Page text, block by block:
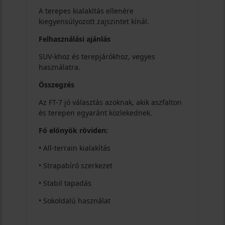
A terepes kialakítás ellenére
kiegyensúlyozott zajszintet kínál.
Felhasználási ajánlás
SUV-khoz és terepjárókhoz, vegyes
használatra.
Összegzés
Az FT-7 jó választás azoknak, akik aszfalton
és terepen egyaránt közlekednek.
Fő előnyök röviden:
• All-terrain kialakítás
• Strapabíró szerkezet
• Stabil tapadás
• Sokoldalú használat